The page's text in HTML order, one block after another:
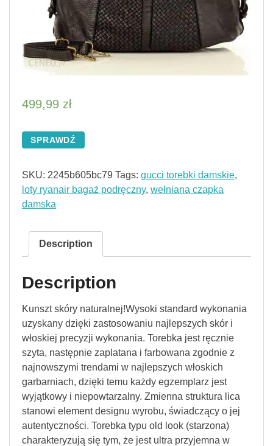
499,99 zł
SPRAWDŹ
SKU: 2245b605bc79 Tags: gucci torebki damskie,
loty ryanair bagaż podręczny, wełniana czapka
damska
Description
Description
Kunszt skóry naturalnej!Wysoki standard wykonania
uzyskany dzięki zastosowaniu najlepszych skór i
włoskiej precyzji wykonania. Torebka jest ręcznie
szyta, następnie zaplatana i farbowana zgodnie z
najnowszymi trendami w najlepszych włoskich
garbarniach, dzięki temu każdy egzemplarz jest
wyjątkowy i niepowtarzalny. Zmienna struktura lica
stanowi element designu wyrobu, świadczący o jej
autentyczności. Torebka typu old look (starzona)
charakteryzują się tym, że jest ultra przyjemna w